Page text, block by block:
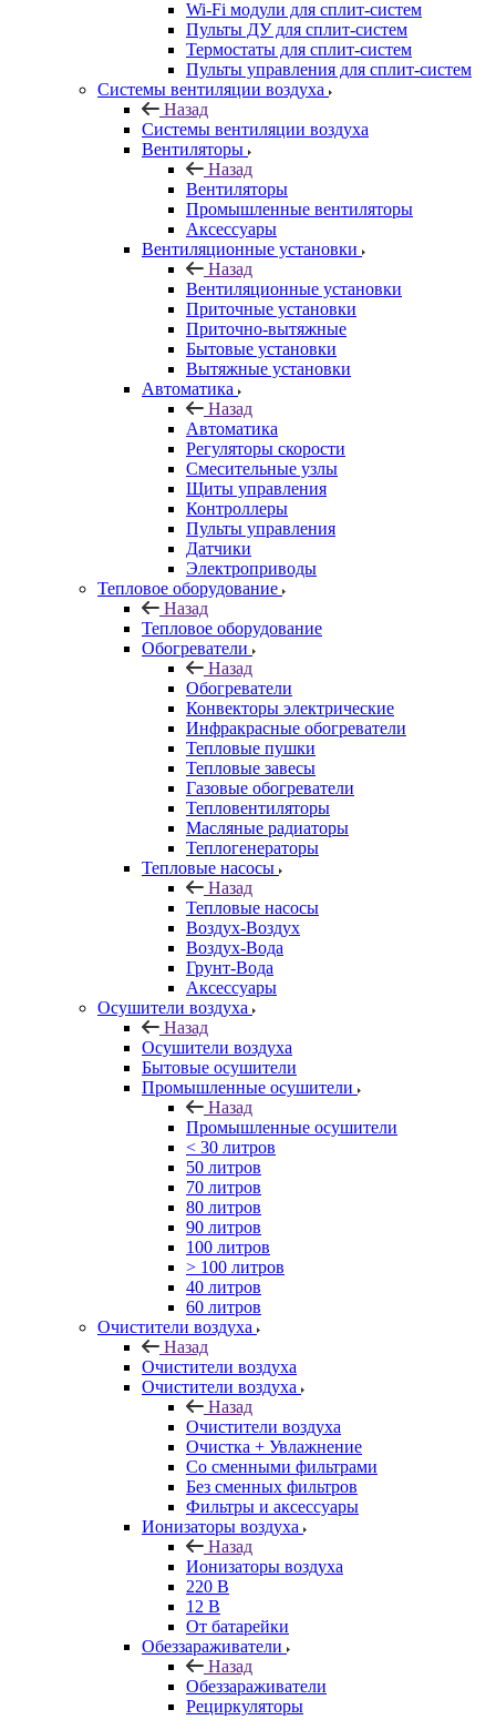
Wi-Fi модули для сплит-систем
Пульты ДУ для сплит-систем
Термостаты для сплит-систем
Пульты управления для сплит-систем
Системы вентиляции воздуха
Назад
Системы вентиляции воздуха
Вентиляторы
Назад
Вентиляторы
Промышленные вентиляторы
Аксессуары
Вентиляционные установки
Назад
Вентиляционные установки
Приточные установки
Приточно-вытяжные
Бытовые установки
Вытяжные установки
Автоматика
Назад
Автоматика
Регуляторы скорости
Смесительные узлы
Щиты управления
Контроллеры
Пульты управления
Датчики
Электроприводы
Тепловое оборудование
Назад
Тепловое оборудование
Обогреватели
Назад
Обогреватели
Конвекторы электрические
Инфракрасные обогреватели
Тепловые пушки
Тепловые завесы
Газовые обогреватели
Тепловентиляторы
Масляные радиаторы
Теплогенераторы
Тепловые насосы
Назад
Тепловые насосы
Воздух-Воздух
Воздух-Вода
Грунт-Вода
Аксессуары
Осушители воздуха
Назад
Осушители воздуха
Бытовые осушители
Промышленные осушители
Назад
Промышленные осушители
< 30 литров
50 литров
70 литров
80 литров
90 литров
100 литров
> 100 литров
40 литров
60 литров
Очистители воздуха
Назад
Очистители воздуха
Очистители воздуха
Назад
Очистители воздуха
Очистка + Увлажнение
Cо сменными фильтрами
Без сменных фильтров
Фильтры и аксессуары
Ионизаторы воздуха
Назад
Ионизаторы воздуха
220 В
12 В
От батарейки
Обеззараживатели
Назад
Обеззараживатели
Рециркуляторы